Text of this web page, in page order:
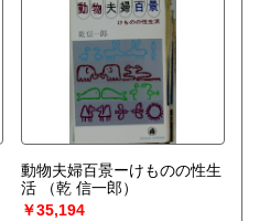
動物夫婦百景ーけものの性生
活
（乾 信一郎）
￥35,194